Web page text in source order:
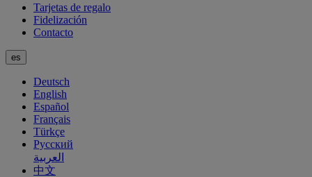
Tarjetas de regalo
Fidelización
Contacto
es
Deutsch
English
Español
Français
Türkçe
Русский
العربية
中文